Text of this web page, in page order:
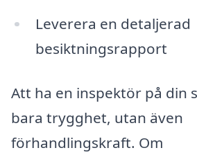
Leverera en detaljerad
besiktningsrapport
Att ha en inspektör på din
bara trygghet, utan även
förhandlingskraft. Om